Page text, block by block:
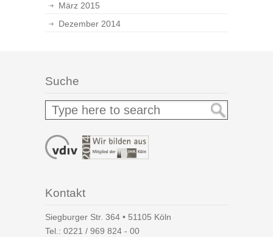
März 2015
Dezember 2014
Suche
Kontakt
Siegburger Str. 364 • 51105 Köln
Tel.: 0221 / 969 824 - 00